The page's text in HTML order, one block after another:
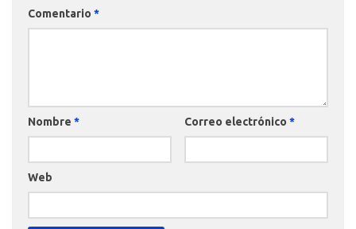
Comentario *
Nombre * Correo electrónico *
Web